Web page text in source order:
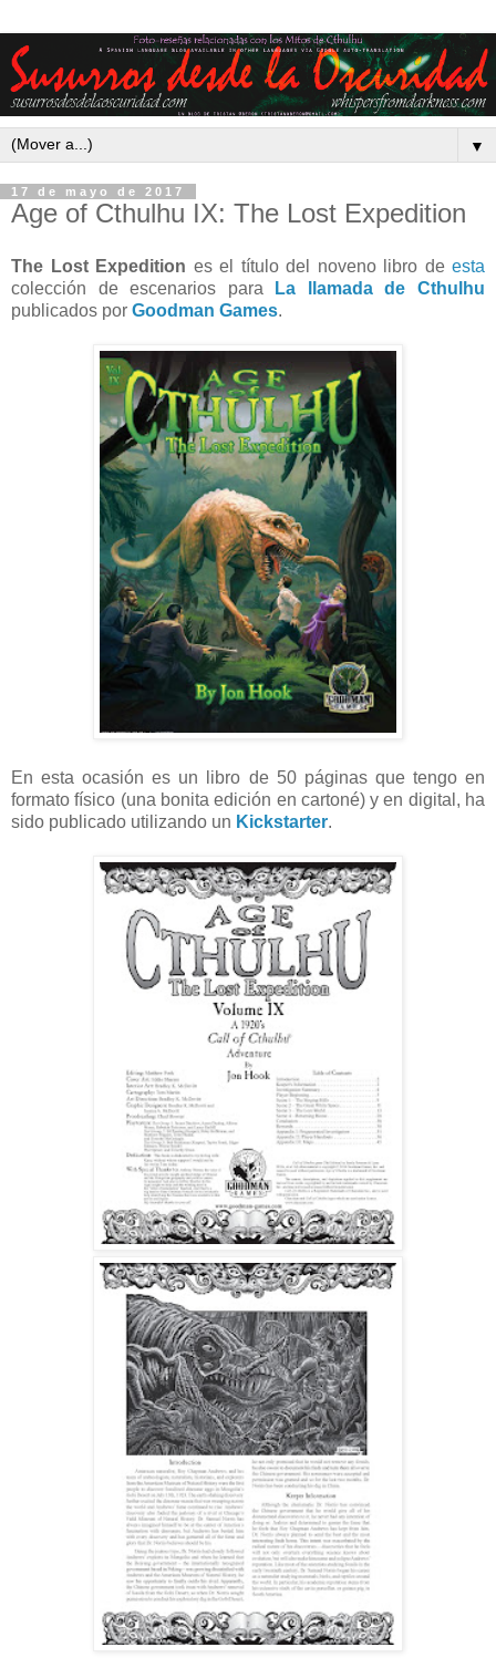
▼
17 de mayo de 2017
Age of Cthulhu IX: The Lost Expedition
The Lost Expedition es el título del noveno libro de esta
colección de escenarios para
La llamada de Cthulhu
publicados por Goodman Games.
En esta ocasión es un libro de 50 páginas que tengo en
formato físico (una bonita edición en cartoné) y en digital, ha
sido publicado utilizando un Kickstarter.